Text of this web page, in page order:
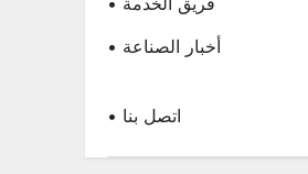
• أخبار الصناعة
• اتصل بنا